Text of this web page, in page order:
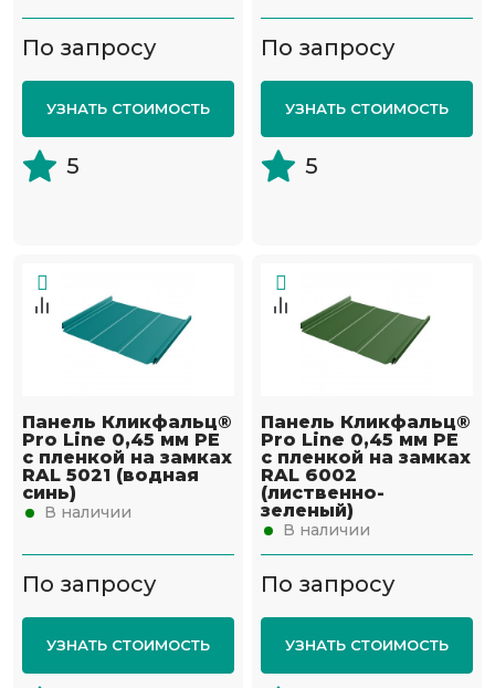
По запросу
УЗНАТЬ СТОИМОСТЬ
5
По запросу
УЗНАТЬ СТОИМОСТЬ
5
Панель Кликфальц®
Pro Line 0,45 мм PE
с пленкой на замках
RAL 5021 (водная
синь)
В наличии
По запросу
УЗНАТЬ СТОИМОСТЬ
Панель Кликфальц®
Pro Line 0,45 мм PE
с пленкой на замках
RAL 6002
(лиственно-
зеленый)
В наличии
По запросу
УЗНАТЬ СТОИМОСТЬ